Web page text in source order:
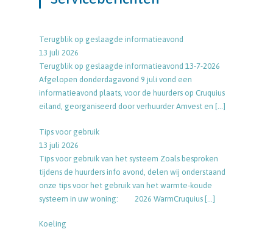
Terugblik op geslaagde informatieavond
13 juli 2026
Terugblik op geslaagde informatieavond 13-7-2026
Afgelopen donderdagavond 9 juli vond een
informatieavond plaats, voor de huurders op Cruquius
eiland, georganiseerd door verhuurder Amvest en […]
Tips voor gebruik
13 juli 2026
Tips voor gebruik van het systeem Zoals besproken
tijdens de huurders info avond, delen wij onderstaand
onze tips voor het gebruik van het warmte-koude
systeem in uw woning: 2026 WarmCruquius […]
Koeling